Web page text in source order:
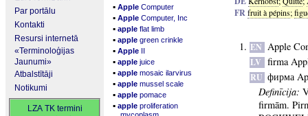
Par portālu
Kontakti
Resursi internetā
«Terminoloģijas
Jaunumi»
Atbalstītāji
Notikumi
LZA TK termini
▪ Apple Computer
▪ Apple Computer, Inc
▪ apple flat limb
▪ apple green crinkle
▪ Apple II
▪ apple juice
▪ apple mosaic ilarvirus
▪ apple mussel scale
▪ apple pomace
▪ apple proliferation
FRfruit à pépins;
EN Apple
LV firma
RU фирма
Definīcija:
firmām.